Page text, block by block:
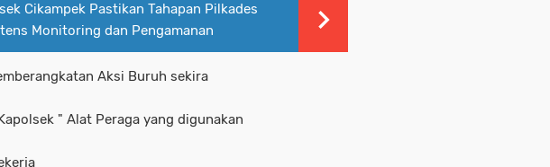
Cikampek Pastikan Tahapan Pilkades
Monitoring dan Pengamanan
Aksi Buruh sekira
" Alat Peraga yang digunakan